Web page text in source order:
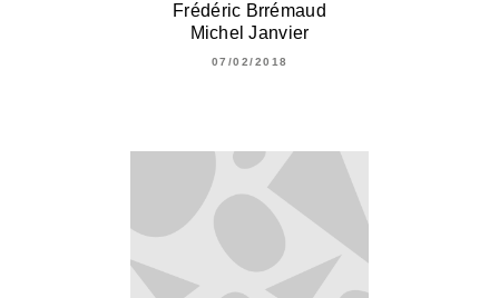
Frédéric Brrémaud
Michel Janvier
07/02/2018